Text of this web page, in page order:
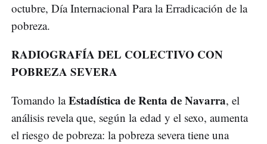
octubre, Día Internacional Para la Erradicación de la
pobreza.
RADIOGRAFÍA DEL COLECTIVO CON
POBREZA SEVERA
Tomando laEstadística de Renta de Navarra, el
análisis revela que, según la edad y el sexo, aumenta
el riesgo de pobreza: la pobreza severa tiene una